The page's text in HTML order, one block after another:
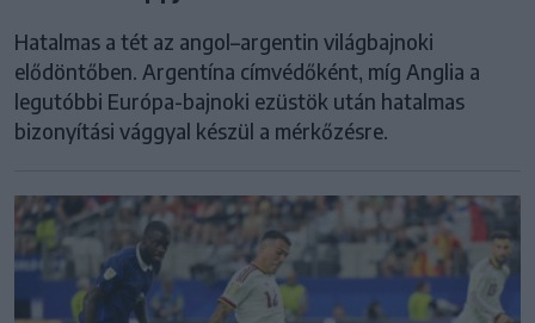
Hatalmas a tét az angol–argentin világbajnoki
elődöntőben. Argentína címvédőként, míg Anglia a
legutóbbi Európa-bajnoki ezüstök után hatalmas
bizonyítási vággyal készül a mérkőzésre.